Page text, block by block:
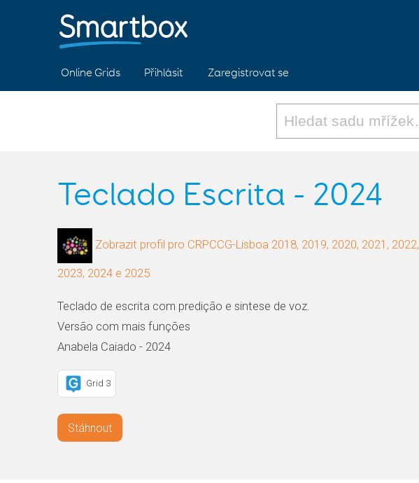
Online Grids Přihlásit Zaregistrovat se
Teclado Escrita - 2024
Zobrazit profil pro CRPCCG-Lisboa 2018, 2019, 2020, 2021, 2022,
2023, 2024 e 2025
Teclado de escrita com predição e sintese de voz.
Versão com mais funções
Anabela Caiado - 2024
Grid 3
Stáhnout